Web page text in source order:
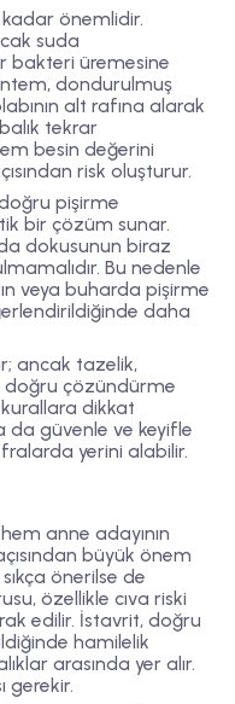
önemlidir.
suda
bakteri üremesine
dondurulmuş
alt rafına alarak
tekrar
besin değerini
risk oluşturur.
pişirme
bir çözüm sunar.
dokusunun biraz
Bu nedenle
veya buharda pişirme
daha
ancak tazelik,
çözündürme
dikkat
güvenle ve keyifle
yerini alabilir.
anne adayının
büyük önem
önerilse de
özellikle cıva riski
edilir. İstavrit, doğru
hamilelik
arasında yer alır.
gerekir.